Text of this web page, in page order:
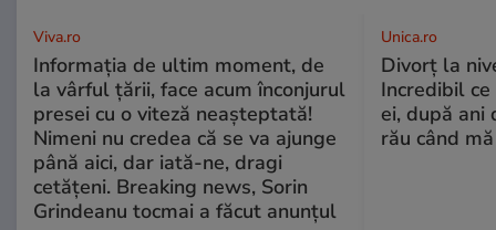
Viva.ro
Informația de ultim moment, de
la vârful țării, face acum înconjurul
presei cu o viteză neașteptată!
Nimeni nu credea că se va ajunge
până aici, dar iată-ne, dragi
cetățeni. Breaking news, Sorin
Grindeanu tocmai a făcut anunțul
Unica.ro
Divorț la
Incredibil
ei, după ani
rău când